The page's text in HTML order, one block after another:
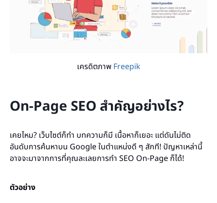
เครดิตภาพ Freepik
On-Page SEO สำคัญอย่างไร?
เคยไหม? เว็บไซต์ก็ทำ บทความก็มี เนื้อหาก็เยอะ แต่ดันไม่ติด
อันดับการค้นหาบน Google ในตำแหน่งดี ๆ สักที! ปัญหาเหล่านี้
อาจจะมาจากการที่คุณละเลยการทำ SEO On-Page ก็ได้!
ตัวอย่าง